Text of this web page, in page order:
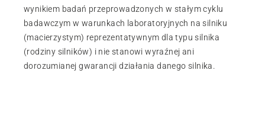
wynikiem badań przeprowadzonych w stałym cyklu
badawczym w warunkach laboratoryjnych na silniku
(macierzystym) reprezentatywnym dla typu silnika
(rodziny silników) i nie stanowi wyraźnej ani
dorozumianej gwarancji działania danego silnika.